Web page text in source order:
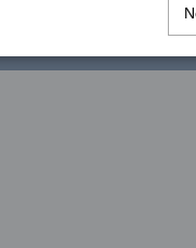
- Powered by